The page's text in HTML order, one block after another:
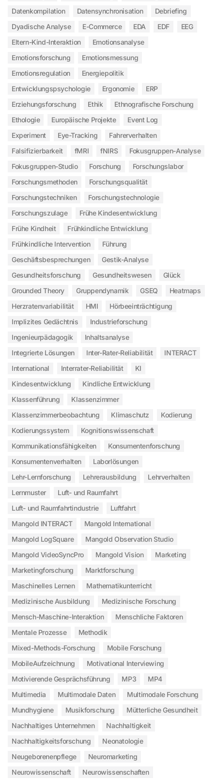
Datenkompilation
Datensynchronisation
Debriefing
Dyadische Analyse
E-Commerce EDA EDF
EEG
Eltern-Kind-Interaktion
Emotionsanalyse
Emotionsforschung
Emotionsmessung
Emotionsregulation
Energiepolitik
Entwicklungspsychologie
Ergonomie
ERP
Erziehungsforschung
Ethik
Ethnografische Forschung
Ethologie
Europäische Projekte
Event Log
Experiment
Eye-Tracking
Fahrerverhalten
Falsifizierbarkeit
fMRI fNIRS
Fokusgruppen-Analyse
Fokusgruppen-Studio
Forschung
Forschungslabor
Forschungsmethoden
Forschungsqualität
Forschungstechniken
Forschungstechnologie
Forschungszulage
Frühe Kindesentwicklung
Frühe Kindheit
Frühkindliche Entwicklung
Frühkindliche Intervention
Führung
Geschäftsbesprechungen
Gestik-Analyse
Gesundheitsforschung
Gesundheitswesen
Glück
Grounded Theory
Gruppendynamik GSEQ
Heatmaps
Herzratenvariabilität
HMI
Hörbeeinträchtigung
Implizites Gedächtnis
Industrieforschung
Ingenieurpädagogik
Inhaltsanalyse
Integrierte Lösungen
Inter-Rater-Reliabilität
INTERACT
International
Interrater-Reliabilität
KI
Kindesentwicklung
Kindliche Entwicklung
Klassenführung
Klassenzimmer
Klassenzimmerbeobachtung
Klimaschutz
Kodierung
Kodierungssystem
Kognitionswissenschaft
Kommunikationsfähigkeiten
Konsumentenforschung
Konsumentenverhalten
Laborlösungen
Lehr-Lernforschung
Lehrerausbildung
Lehrverhalten
Lernmuster
Luft- und Raumfahrt
Luft- und Raumfahrtindustrie
Luftfahrt
Mangold INTERACT
Mangold International
Mangold LogSquare
Mangold Observation Studio
Mangold VideoSyncPro
Mangold Vision
Marketing
Marketingforschung
Marktforschung
Maschinelles Lernen
Mathematikunterricht
Medizinische Ausbildung
Medizinische Forschung
Mensch-Maschine-Interaktion
Menschliche Faktoren
Mentale Prozesse
Methodik
Mixed-Methods-Forschung
Mobile Forschung
MobileAufzeichnung
Motivational Interviewing
Motivierende Gesprächsführung
MP3
MP4
Multimedia
Multimodale Daten
Multimodale Forschung
Mundhygiene
Musikforschung
Mütterliche Gesundheit
Nachhaltiges Unternehmen
Nachhaltigkeit
Nachhaltigkeitsforschung
Neonatologie
Neugeborenenpflege
Neuromarketing
Neurowissenschaft
Neurowissenschaften